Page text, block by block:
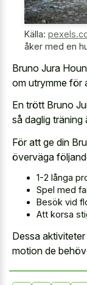
Källa:
åker med en
Bruno Jura
om utrymme för
En trött Bruno
så daglig träning
För att ge din
överväga
1-2 långa
Spel med
Besök vid
Att korsa
Dessa
motion de